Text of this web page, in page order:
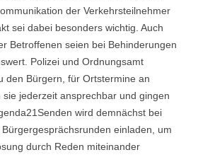
der Verkehrsteilnehmer
sei dabei besonders wichtig. Auch
Betroffenen seien bei Behinderungen
Polizei und Ordnungsamt
den Bürgern, für Ortstermine an
sie jederzeit ansprechbar und gingen
wird demnächst bei
einladen, um
durch Reden miteinander